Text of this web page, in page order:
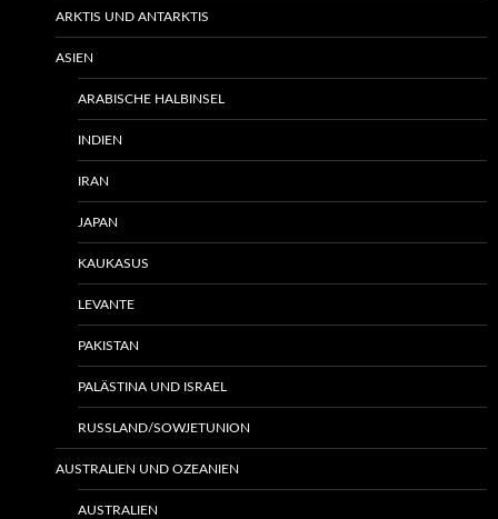
ARKTIS UND ANTARKTIS
ASIEN
ARABISCHE HALBINSEL
INDIEN
IRAN
JAPAN
KAUKASUS
LEVANTE
PAKISTAN
PALÄSTINA UND ISRAEL
RUSSLAND/SOWJETUNION
AUSTRALIEN UND OZEANIEN
AUSTRALIEN